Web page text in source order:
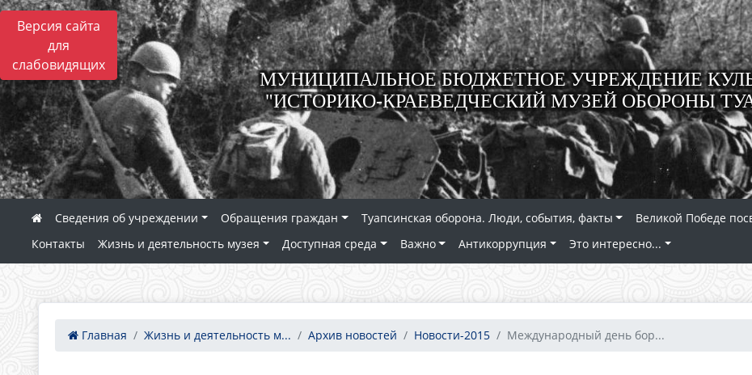
Версия сайта
для
слабовидящих
МУНИЦИПАЛЬНОЕ БЮДЖЕТНОЕ УЧРЕЖДЕНИЕ
"ИСТОРИКО-КРАЕВЕДЧЕСКИЙ МУЗЕЙ ОБОРОНЫ
Сведения об учреждении Обращения граждан Туапсинская оборона. Люди, события, факты Великой Победе
Контакты
Жизнь и деятельность музея Доступная среда Важно Антикоррупция Это интересно...
Главная Жизнь и деятельность м... Архив новостей Новости-2015 Международный день бор...